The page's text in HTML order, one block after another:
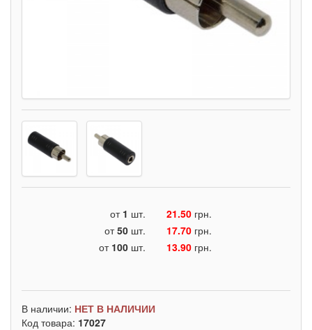
от 1 шт. 21.50 грн.
от50 шт. 17.70 грн.
от 100 шт. 13.90 грн.
В наличии: НЕТ В НАЛИЧИИ
Код товара: 17027